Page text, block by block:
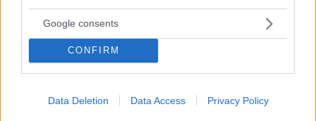
Google consents
CONFIRM
Data Deletion Data Access Privacy Policy